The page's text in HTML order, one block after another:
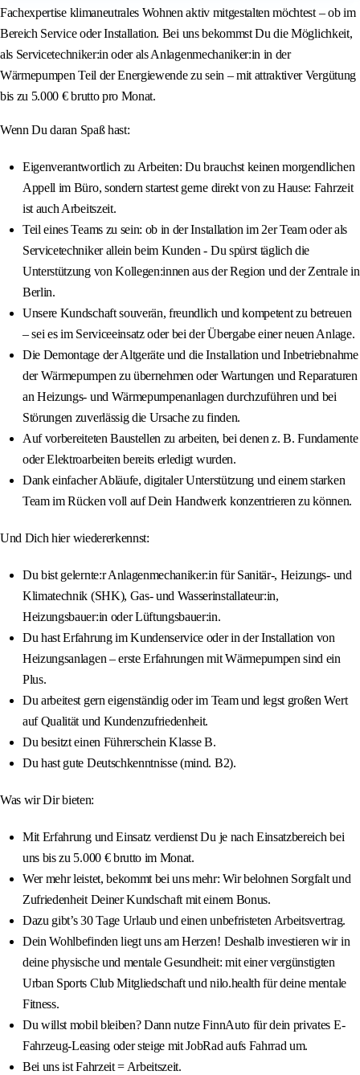
Fachexpertise klimaneutrales Wohnen aktiv mitgestalten möchtest – ob im
Bereich Service oder Installation. Bei uns bekommst Du die Möglichkeit,
als Servicetechniker:in oder als Anlagenmechaniker:in in der
Wärmepumpen Teil der Energiewende zu sein – mit attraktiver Vergütung
bis zu 5.000 € brutto pro Monat.
Wenn Du daran Spaß hast:
Eigenverantwortlich zu Arbeiten: Du brauchst keinen morgendlichen
Appell im Büro, sondern startest gerne direkt von zu Hause: Fahrzeit
ist auch Arbeitszeit.
Teil eines Teams zu sein: ob in der Installation im 2er Team oder als
Servicetechniker allein beim Kunden - Du spürst täglich die
Unterstützung von Kollegen:innen aus der Region und der Zentrale in
Berlin.
Unsere Kundschaft souverän, freundlich und kompetent zu betreuen
– sei es im Serviceeinsatz oder bei der Übergabe einer neuen Anlage.
Die Demontage der Altgeräte und die Installation und Inbetriebnahme
der Wärmepumpen zu übernehmen oder Wartungen und Reparaturen
an Heizungs- und Wärmepumpenanlagen durchzuführen und bei
Störungen zuverlässig die Ursache zu finden.
Auf vorbereiteten Baustellen zu arbeiten, bei denen z. B. Fundamente
oder Elektroarbeiten bereits erledigt wurden.
Dank einfacher Abläufe, digitaler Unterstützung und einem starken
Team im Rücken voll auf Dein Handwerk konzentrieren zu können.
Und Dich hier wiedererkennst:
Du bist gelernte:r Anlagenmechaniker:in für Sanitär-, Heizungs- und
Klimatechnik (SHK), Gas- und Wasserinstallateur:in,
Heizungsbauer:in oder Lüftungsbauer:in.
Du hast Erfahrung im Kundenservice oder in der Installation von
Heizungsanlagen – erste Erfahrungen mit Wärmepumpen sind ein
Plus.
Du arbeitest gern eigenständig oder im Team und legst großen Wert
auf Qualität und Kundenzufriedenheit.
Du besitzt einen Führerschein Klasse B.
Du hast gute Deutschkenntnisse (mind. B2).
Was wir Dir bieten:
Mit Erfahrung und Einsatz verdienst Du je nach Einsatzbereich bei
uns bis zu 5.000 € brutto im Monat.
Wer mehr leistet, bekommt bei uns mehr: Wir belohnen Sorgfalt und
Zufriedenheit Deiner Kundschaft mit einem Bonus.
Dazu gibt’s 30 Tage Urlaub und einen unbefristeten Arbeitsvertrag.
Dein Wohlbefinden liegt uns am Herzen! Deshalb investieren wir in
deine physische und mentale Gesundheit: mit einer vergünstigten
Urban Sports Club Mitgliedschaft und nilo.health für deine mentale
Fitness.
Du willst mobil bleiben? Dann nutze FinnAuto für dein privates E-
Fahrzeug-Leasing oder steige mit JobRad aufs Fahrrad um.
Bei uns ist Fahrzeit = Arbeitszeit.